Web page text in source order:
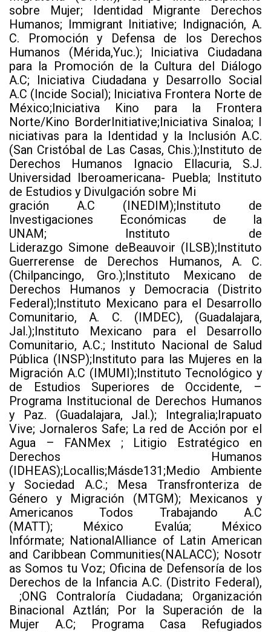
sobre Mujer; Identidad Migrante Derechos
Humanos; Immigrant Initiative; Indignación, A.
C. Promoción y Defensa de los Derechos
Humanos (Mérida,Yuc.); Iniciativa Ciudadana
para la Promoción de la Cultura del Diálogo
A.C; Iniciativa Ciudadana y Desarrollo Social
A.C (Incide Social); Iniciativa Frontera Norte de
México;Iniciativa Kino para la Frontera
Norte/Kino BorderInitiative;Iniciativa Sinaloa; I
niciativas para la Identidad y la Inclusión A.C.
(San Cristóbal de Las Casas, Chis.);Instituto de
Derechos Humanos Ignacio Ellacuria, S.J.
Universidad Iberoamericana- Puebla; Instituto
de Estudios y Divulgación sobre Mi
gración A.C (INEDIM);Instituto de
Investigaciones Económicas de la
UNAM; Instituto de
Liderazgo Simone deBeauvoir (ILSB);Instituto
Guerrerense de Derechos Humanos, A. C.
(Chilpancingo, Gro.);Instituto Mexicano de
Derechos Humanos y Democracia (Distrito
Federal);Instituto Mexicano para el Desarrollo
Comunitario, A. C. (IMDEC), (Guadalajara,
Jal.);Instituto Mexicano para el Desarrollo
Comunitario, A.C.; Instituto Nacional de Salud
Pública (INSP);Instituto para las Mujeres en la
Migración A.C (IMUMI);Instituto Tecnológico y
de Estudios Superiores de Occidente, –
Programa Institucional de Derechos Humanos
y Paz. (Guadalajara, Jal.); Integralia;Irapuato
Vive; Jornaleros Safe; La red de Acción por el
Agua – FANMex ; Litigio Estratégico en
Derechos Humanos
(IDHEAS);Locallis;Másde131;Medio Ambiente
y Sociedad A.C.; Mesa Transfronteriza de
Género y Migración (MTGM); Mexicanos y
Americanos Todos Trabajando A.C
(MATT); México Evalúa; México
Infórmate; NationalAlliance of Latin American
and Caribbean Communities(NALACC); Nosotr
as Somos tu Voz; Oficina de Defensoría de los
Derechos de la Infancia A.C. (Distrito Federal),
;ONG Contraloría Ciudadana; Organización
Binacional Aztlán; Por la Superación de la
Mujer A.C; Programa Casa Refugiados